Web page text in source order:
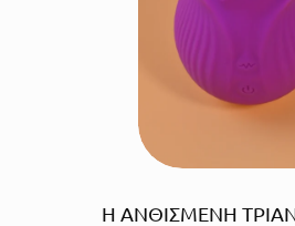
Η ΑΝΘΙΣΜΕΝΗ